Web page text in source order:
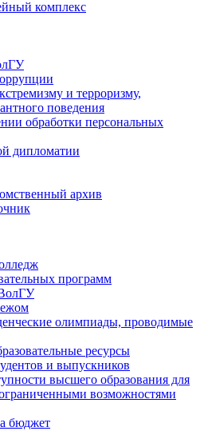
комплекс
и терроризму,
поведения
обработки персональных
дипломатии
архив
программ
олимпиады, проводимые
ресурсы
и выпускников
высшего образования для
возможностями
бюджет